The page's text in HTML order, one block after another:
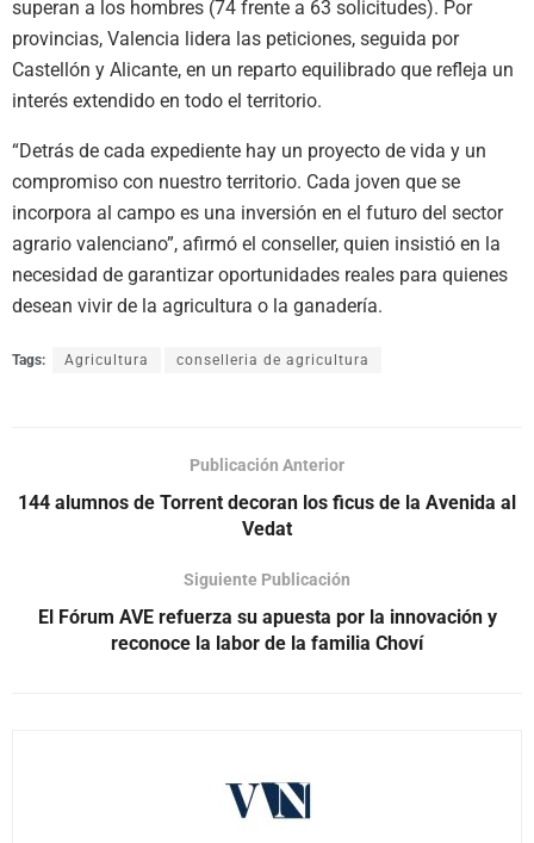
superan a los hombres (74 frente a 63 solicitudes). Por
provincias, Valencia lidera las peticiones, seguida por
Castellón y Alicante, en un reparto equilibrado que refleja un
interés extendido en todo el territorio.
“Detrás de cada expediente hay un proyecto de vida y un
compromiso con nuestro territorio. Cada joven que se
incorpora al campo es una inversión en el futuro del sector
agrario valenciano”, afirmó el conseller, quien insistió en la
necesidad de garantizar oportunidades reales para quienes
desean vivir de la agricultura o la ganadería.
Tags: Agricultura conselleria de agricultura
Publicación Anterior
144 alumnos de Torrent decoran los ficus de la Avenida al
Vedat
Siguiente Publicación
El Fórum AVE refuerza su apuesta por la innovación y
reconoce la labor de la familia Choví